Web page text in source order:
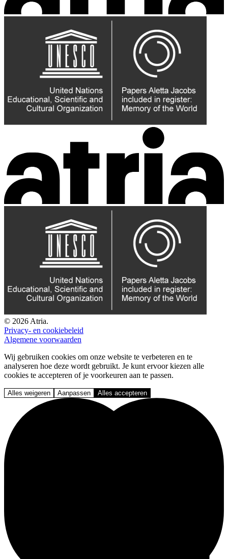
© 2026 Atria.
Privacy- en cookiebeleid
Algemene voorwaarden
Wij gebruiken cookies om onze website te verbeteren en te
analyseren hoe deze wordt gebruikt. Je kunt ervoor kiezen alle
cookies te accepteren of je voorkeuren aan te passen.
Alles weigeren Aanpassen Alles accepteren